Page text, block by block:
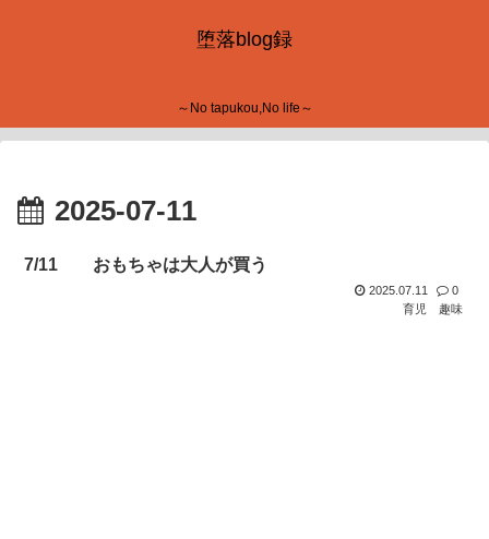
堕落blog録
～No tapukou,No life～
2025-07-11
7/11 おもちゃは大人が買う
2025.07.11
0
育児
趣味